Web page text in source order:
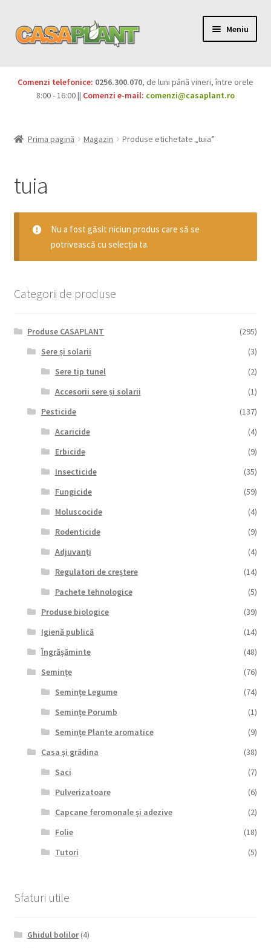
Meniu
Pesticide
Produse BIO
Igienă publică
Casa și grădina
Sere și solarii
Comenzi telefonice: 0256.300.070, de luni până vineri, între orele
8:00 - 16:00 || Comenzi e-mail: comenzi@casaplant.ro
Prima pagină Magazin Produse etichetate „tuia”
tuia
Nu a fost găsit niciun produs care să se
potrivească cu selecția ta.
Categorii de produse
Produse CASAPLANT
(295)
Sere și solarii
(3)
Sere tip tunel
(2)
Accesorii sere și solarii
(1)
Pesticide
(137)
Acaricide
(4)
Erbicide
(9)
Insecticide
(35)
Fungicide
(59)
Moluscocide
(4)
Rodenticide
(9)
Adjuvanți
(4)
Regulatori de creștere
(14)
Pachete tehnologice
(5)
Produse biologice
(39)
Igienă publică
(14)
Îngrășăminte
(48)
Semințe
(76)
Semințe Legume
(74)
Semințe Porumb
(1)
Semințe Plante aromatice
(9)
Casa și grădina
(38)
Saci
(7)
Pulverizatoare
(6)
Capcane feromonale și adezive
(2)
Folie
(18)
Tutori
(5)
Sfaturi utile
Ghidul bolilor(4)